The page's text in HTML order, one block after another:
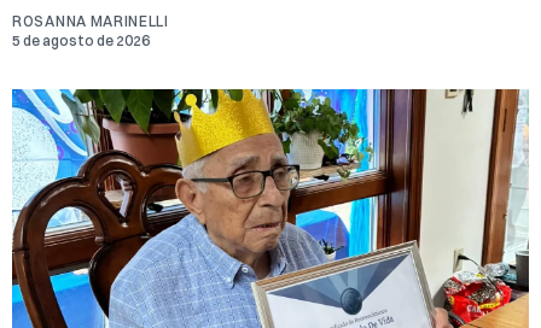
ROSANNA MARINELLI
5 de agosto de 2026